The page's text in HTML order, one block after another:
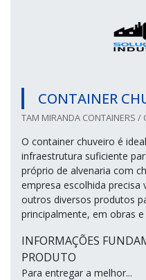
CONTAINER
TAM MIRANDA CONTAINERS /
O container chuveiro é
infraestrutura suficiente
próprio de alvenaria com
empresa escolhida precisa
outros diversos produtos
principalmente, em obras
INFORMAÇÕES
PRODUTO
Para entregar a melhor...